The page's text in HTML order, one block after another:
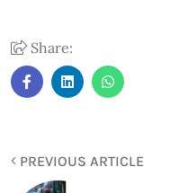
Share:
PREVIOUS ARTICLE